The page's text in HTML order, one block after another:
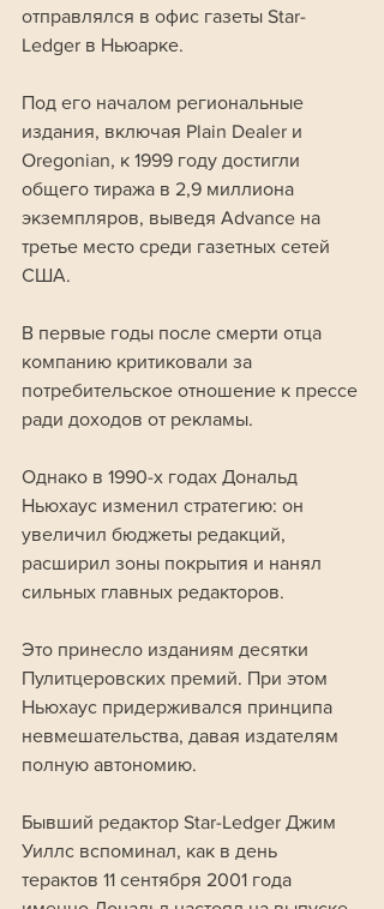
отправлялся в офис газеты Star-
Ledger в Ньюарке.
Под его началом региональные
издания, включая Plain Dealer и
Oregonian, к 1999 году достигли
общего тиража в 2,9 миллиона
экземпляров, выведя Advance на
третье место среди газетных сетей
США.
В первые годы после смерти отца
компанию критиковали за
потребительское отношение к прессе
ради доходов от рекламы.
Однако в 1990-х годах Дональд
Ньюхаус изменил стратегию: он
увеличил бюджеты редакций,
расширил зоны покрытия и нанял
сильных главных редакторов.
Это принесло изданиям десятки
Пулитцеровских премий. При этом
Ньюхаус придерживался принципа
невмешательства, давая издателям
полную автономию.
Бывший редактор Star-Ledger Джим
Уиллс вспоминал, как в день
терактов 11 сентября 2001 года